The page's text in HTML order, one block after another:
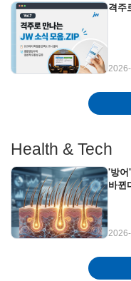
격주
Health & Tech
'방어
바뀐